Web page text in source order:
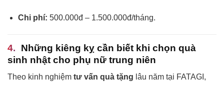
Chi phí: 500.000đ – 1.500.000đ/tháng.
Những kiêng kỵ cần biết khi chọn quà
sinh nhật cho phụ nữ trung niên
Theo kinh nghiệm tư vấn quà tặng lâu năm tại FATAGI,